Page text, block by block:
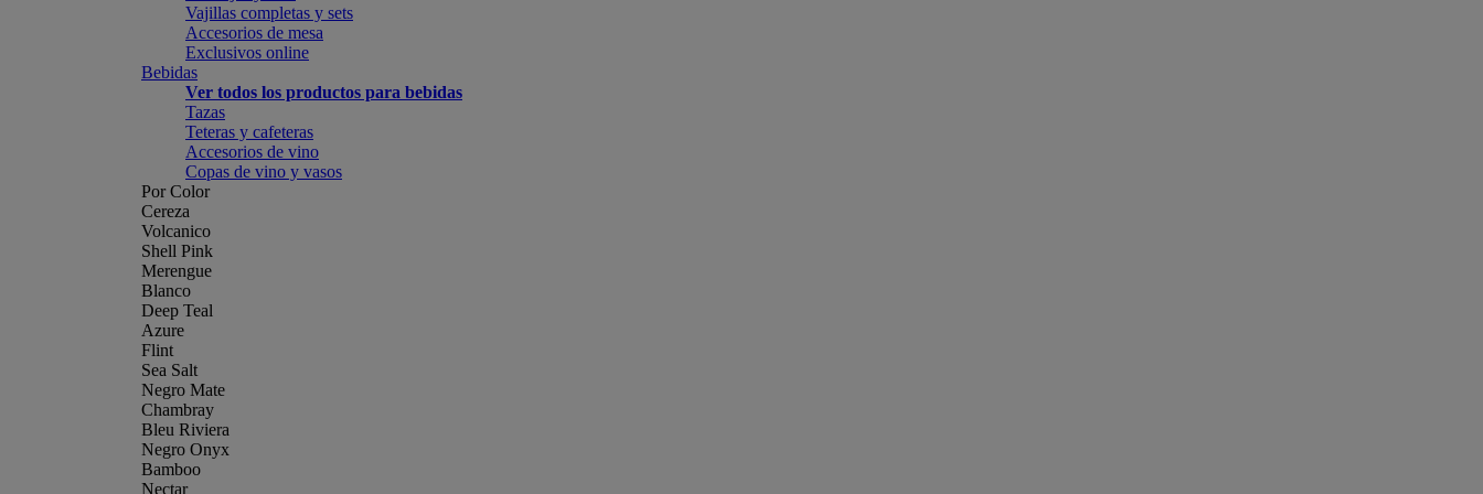
Vajillas completas y sets
Accesorios de mesa
Exclusivos online
Bebidas
Ver todos los productos para bebidas
Tazas
Teteras y cafeteras
Accesorios de vino
Copas de vino y vasos
Por Color
Cereza
Volcanico
Shell Pink
Merengue
Blanco
Deep Teal
Azure
Flint
Sea Salt
Negro Mate
Chambray
Bleu Riviera
Negro Onyx
Bamboo
Nectar